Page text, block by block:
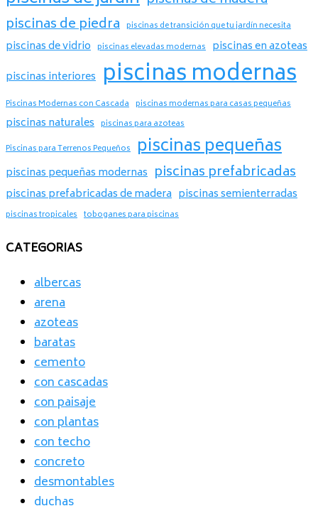
piscinas de piedra piscinas de transición que tu jardín necesita
piscinas de vidrio piscinas elevadas modernas piscinas en azoteas
piscinas interiores piscinas modernas
Piscinas Modernas con Cascada piscinas modernas para casas pequeñas
piscinas naturales piscinas para azoteas
Piscinas para Terrenos Pequeños piscinas pequeñas
piscinas pequeñas modernas piscinas prefabricadas
piscinas prefabricadas de madera piscinas semienterradas
piscinas tropicales toboganes para piscinas
CATEGORIAS
albercas
arena
azoteas
baratas
cemento
con cascadas
con paisaje
con plantas
con techo
concreto
desmontables